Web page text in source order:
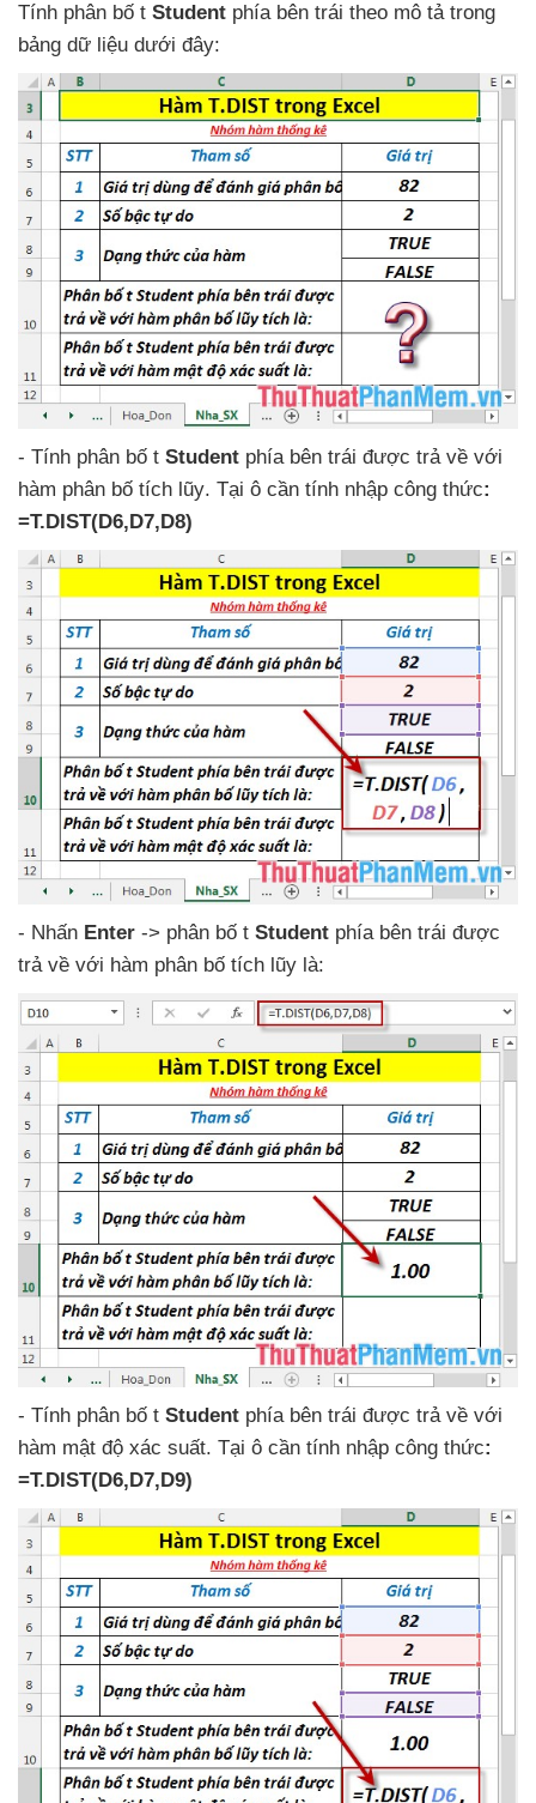
Tính phân bố t Student phía bên trái theo mô tả trong
bảng dữ liệu dưới đây:
- Tính phân bố t Student phía bên trái được trả về với
hàm phân bố tích lũy. Tại ô cần tính nhập công thức:
=T.DIST(D6,D7,D8)
- Nhấn Enter -> phân bố t Student phía bên trái được
trả về với hàm phân bố tích lũy là:
- Tính phân bố t Student phía bên trái được trả về với
hàm mật độ xác suất. Tại ô cần tính nhập công thức:
=T.DIST(D6,D7,D9)